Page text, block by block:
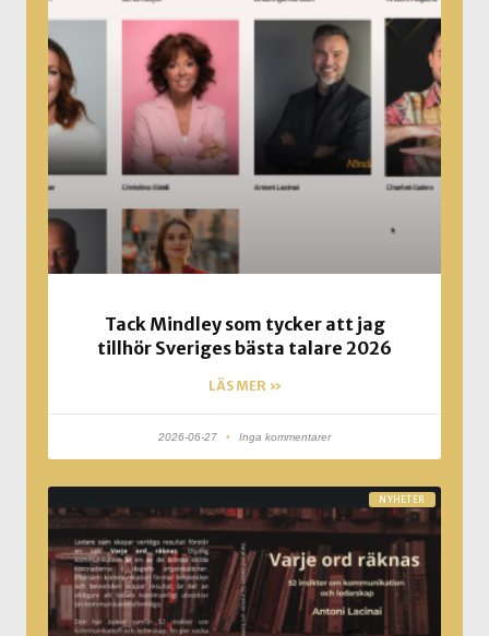
Tack Mindley som tycker att jag
tillhör Sveriges bästa talare 2026
LÄS MER »
2026-06-27 Inga kommentarer
NYHETER